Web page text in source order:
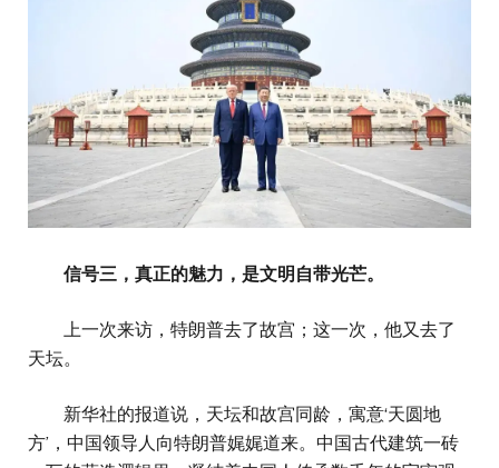
信号三，真正的魅力，是文明自带光芒。
上一次来访，特朗普去了故宫；这一次，他又去了
天坛。
新华社的报道说，天坛和故宫同龄，寓意‘天圆地
方’，中国领导人向特朗普娓娓道来。中国古代建筑一砖